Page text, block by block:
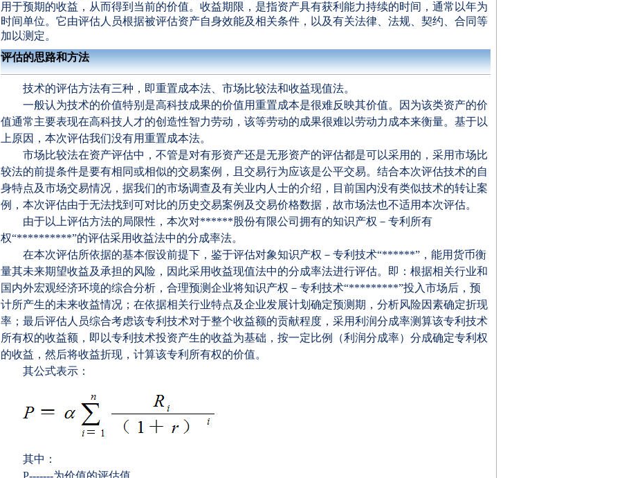
用于预期的收益，从而得到当前的价值。收益期限，是指资产具有获利能力持续的时间，通常以年为
时间单位。它由评估人员根据被评估资产自身效能及相关条件，以及有关法律、法规、契约、合同等
加以测定。
评估的思路和方法
技术的评估方法有三种，即重置成本法、市场比较法和收益现值法。
一般认为技术的价值特别是高科技成果的价值用重置成本是很难反映其价值。因为该类资产的价
值通常主要表现在高科技人才的创造性智力劳动，该等劳动的成果很难以劳动力成本来衡量。基于以
上原因，本次评估我们没有用重置成本法。
市场比较法在资产评估中，不管是对有形资产还是无形资产的评估都是可以采用的，采用市场比
较法的前提条件是要有相同或相似的交易案例，且交易行为应该是公平交易。结合本次评估技术的自
身特点及市场交易情况，据我们的市场调查及有关业内人士的介绍，目前国内没有类似技术的转让案
例，本次评估由于无法找到可对比的历史交易案例及交易价格数据，故市场法也不适用本次评估。
由于以上评估方法的局限性，本次对******股份有限公司拥有的知识产权－专利所有
权“**********”的评估采用收益法中的分成率法。
在本次评估所依据的基本假设前提下，鉴于评估对象知识产权－专利技术“******”，能用货币衡
量其未来期望收益及承担的风险，因此采用收益现值法中的分成率法进行评估。即：根据相关行业和
国内外宏观经济环境的综合分析，合理预测企业将知识产权－专利技术“*********”投入市场后，预
计所产生的未来收益情况；在依据相关行业特点及企业发展计划确定预测期，分析风险因素确定折现
率；最后评估人员综合考虑该专利技术对于整个收益额的贡献程度，采用利润分成率测算该专利技术
所有权的收益额，即以专利技术投资产生的收益为基础，按一定比例（利润分成率）分成确定专利权
的收益，然后将收益折现，计算该专利所有权的价值。
其公式表示：
其中：
P-------为价值的评估值